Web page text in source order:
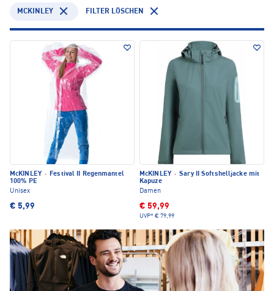
MCKINLEY FILTER LÖSCHEN
McKINLEY ·
Festival II Regenmantel
100% PE
Unisex
€ 5,99
McKINLEY · Sary II Softshelljacke mit
Kapuze
Damen
€ 59,99
UVP* € 79,99